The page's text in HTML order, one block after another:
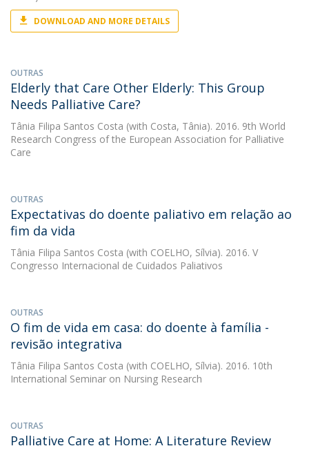
DOWNLOAD AND MORE DETAILS
OUTRAS
Elderly that Care Other Elderly: This Group
Needs Palliative Care?
Tânia Filipa Santos Costa (with Costa, Tânia). 2016. 9th World
Research Congress of the European Association for Palliative
Care
OUTRAS
Expectativas do doente paliativo em relação ao
fim da vida
Tânia Filipa Santos Costa (with COELHO, Sílvia). 2016. V
Congresso Internacional de Cuidados Paliativos
OUTRAS
O fim de vida em casa: do doente à família -
revisão integrativa
Tânia Filipa Santos Costa (with COELHO, Sílvia). 2016. 10th
International Seminar on Nursing Research
OUTRAS
Palliative Care at Home: A Literature Review